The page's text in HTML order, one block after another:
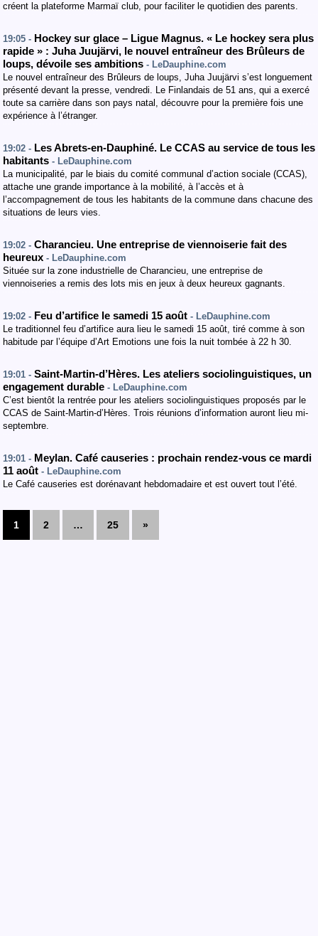
créent la plateforme Marmaï club, pour faciliter le quotidien des parents.
19:05 - Hockey sur glace – Ligue Magnus. « Le hockey sera plus
rapide » : Juha Juujärvi, le nouvel entraîneur des Brûleurs de
loups, dévoile ses ambitions - LeDauphine.com
Le nouvel entraîneur des Brûleurs de loups, Juha Juujärvi s’est longuement
présenté devant la presse, vendredi. Le Finlandais de 51 ans, qui a exercé
toute sa carrière dans son pays natal, découvre pour la première fois une
expérience à l’étranger.
19:02 - Les Abrets-en-Dauphiné. Le CCAS au service de tous les
habitants - LeDauphine.com
La municipalité, par le biais du comité communal d’action sociale (CCAS),
attache une grande importance à la mobilité, à l’accès et à
l’accompagnement de tous les habitants de la commune dans chacune des
situations de leurs vies.
19:02 - Charancieu. Une entreprise de viennoiserie fait des
heureux - LeDauphine.com
Située sur la zone industrielle de Charancieu, une entreprise de
viennoiseries a remis des lots mis en jeux à deux heureux gagnants.
19:02 - Feu d’artifice le samedi 15 août - LeDauphine.com
Le traditionnel feu d’artifice aura lieu le samedi 15 août, tiré comme à son
habitude par l’équipe d’Art Emotions une fois la nuit tombée à 22 h 30.
19:01 - Saint-Martin-d’Hères. Les ateliers sociolinguistiques, un
engagement durable - LeDauphine.com
C’est bientôt la rentrée pour les ateliers sociolinguistiques proposés par le
CCAS de Saint-Martin-d’Hères. Trois réunions d’information auront lieu mi-
septembre.
19:01 - Meylan. Café causeries : prochain rendez-vous ce mardi
11 août - LeDauphine.com
Le Café causeries est dorénavant hebdomadaire et est ouvert tout l’été.
1 2 … 25 »